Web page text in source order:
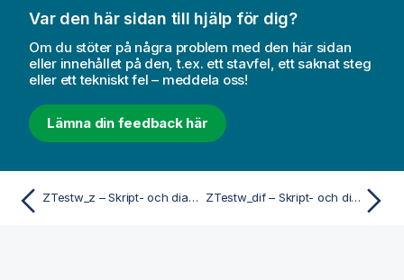
Var den här sidan till hjälp för dig?
Om du stöter på några problem med den här sidan
eller innehållet på den, t.ex. ett stavfel, ett saknat steg
eller ett tekniskt fel – meddela oss!
Lämna din feedback här
ZTestw_z – Skript- och diagramfunktion ZTestw_dif – Skript- och diagramfunktion